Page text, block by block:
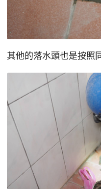
其他的落水頭也是按照